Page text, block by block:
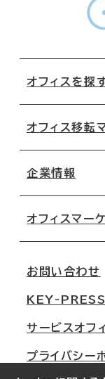
オフィスを探
地図から探す
路線・駅から
オフィス移転
移転コストシ
移転スケジュ
オフィス移転
企業情報
オフィスマー
大阪
名古屋
札幌
お問い合わせ
KEY-PRESS
サービスオフ
プライバシー